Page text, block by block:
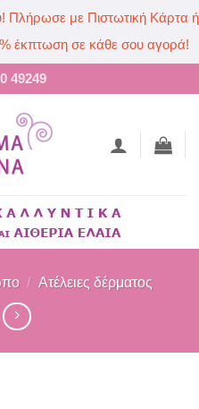
Πλήρωσε με Πιστωτική Κάρτα ή
έκπτωση σε κάθε σου αγορά!
49249
/ Ατέλειες δέρματος